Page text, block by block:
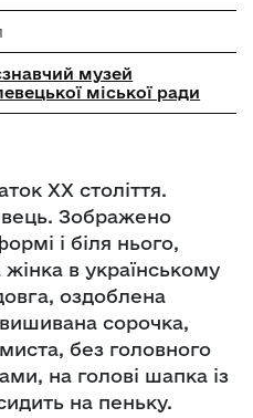
музей
міської ради
ХХ століття.
Зображено
і біля нього,
жінка в українському
оздоблена
сорочка,
без головного
на голові шапка із
на пеньку.